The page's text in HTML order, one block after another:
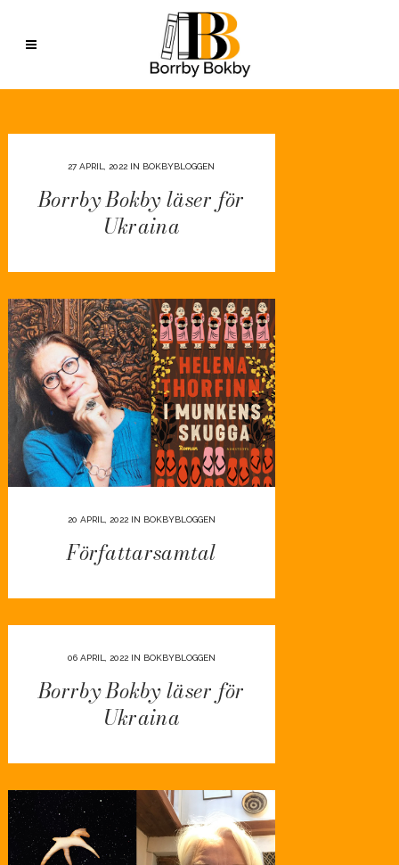
27 APRIL, 2022 IN BOKBYBLOGGEN
Borrby Bokby läser för
Ukraina
20 APRIL, 2022IN BOKBYBLOGGEN
Författarsamtal
06 APRIL, 2022IN BOKBYBLOGGEN
Borrby Bokby läser för
Ukraina